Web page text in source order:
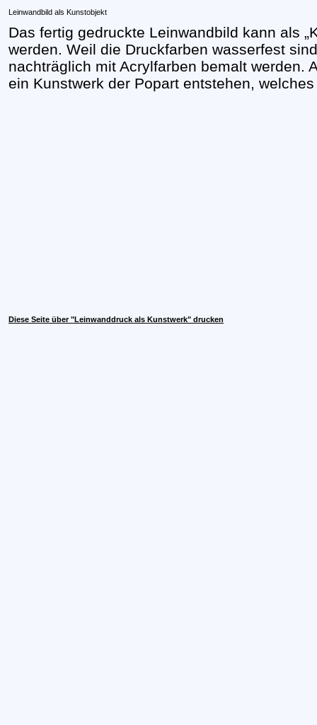
Leinwandbild als Kunstobjekt
Das fertig gedruckte Leinwandbild kann als
werden. Weil die Druckfarben wasserfest
nachträglich mit Acrylfarben bemalt werden.
ein Kunstwerk der Popart entstehen,
Diese Seite über "Leinwanddruck als Kunstwerk" drucken